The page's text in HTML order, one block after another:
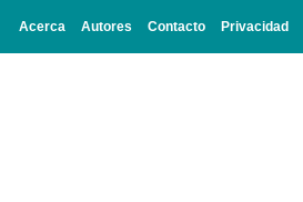
Acerca Autores Contacto Privacidad